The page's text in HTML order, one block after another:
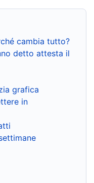
cambia tutto?
detto attesta il
grafica
in